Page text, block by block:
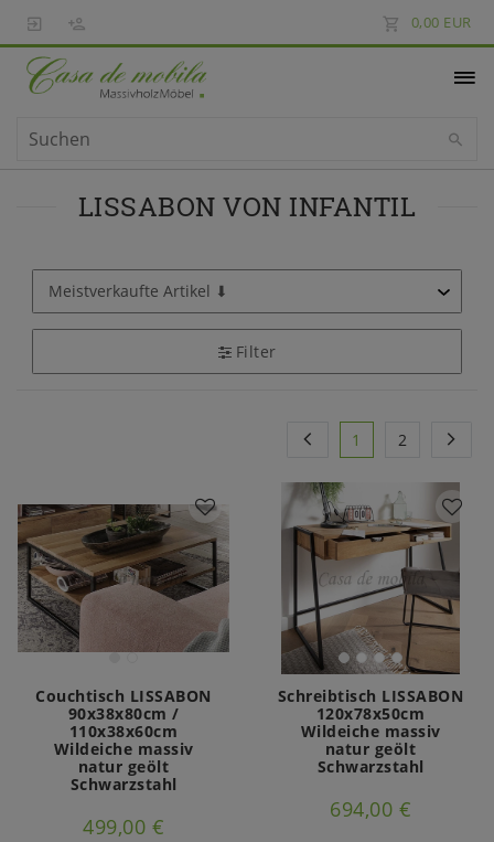
0,00 EUR
LISSABON VON INFANTIL
Filter
1 2
Couchtisch LISSABON
90x38x80cm /
110x38x60cm
Wildeiche massiv
natur geölt
Schwarzstahl
499,00 €
Schreibtisch LISSABON
120x78x50cm
Wildeiche massiv
natur geölt
Schwarzstahl
694,00 €